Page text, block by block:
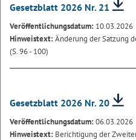
Gesetzblatt 2026 Nr. 21
Veröffentlichungsdatum: 10.03.2026
Hinweistext:Änderung der Satzung
(S. 96 - 100)
Gesetzblatt 2026 Nr. 20
Veröffentlichungsdatum:06.03.2026
Hinweistext: Berichtigung der